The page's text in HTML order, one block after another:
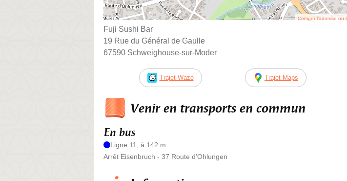
Corriger l’adresse ou
Fuji Sushi Bar
19 Rue du Général de Gaulle
67590 Schweighouse-sur-Moder
Trajet Waze Trajet Maps
Venir en transports en commun
En bus
Ligne 11, à 142 m
Arrêt Eisenbruch - 37 Route d’Ohlungen